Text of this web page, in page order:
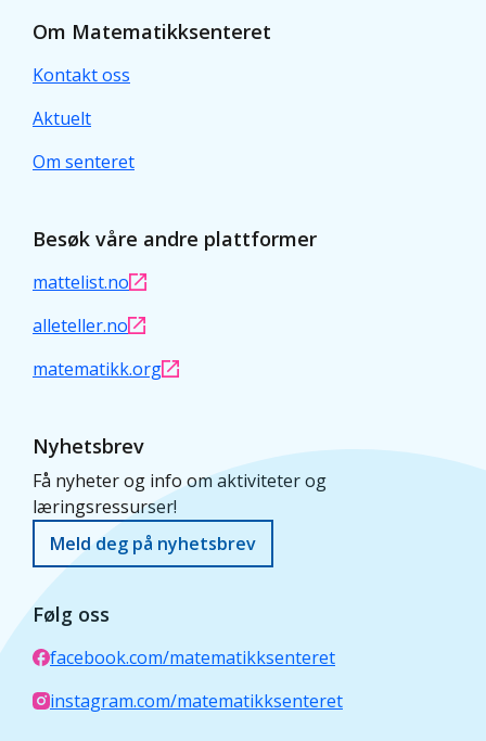
Om Matematikksenteret
Kontakt oss
Aktuelt
Om senteret
Besøk våre andre plattformer
mattelist.no
alleteller.no
matematikk.org
Nyhetsbrev
Få nyheter og info om aktiviteter og
læringsressurser!
Meld deg på nyhetsbrev
Følg oss
facebook.com/matematikksenteret
instagram.com/matematikksenteret